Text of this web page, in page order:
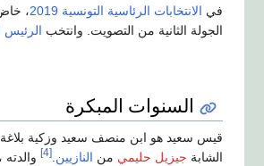
في الانتخابات الرئاسية التونسية 2019 ،
الجولة الثانية من التصويت. وانتخب الرئيس
السنوات المبكرة
قيس سعيد هو ابن منصف سعيد وزكية
الشابة جيزيل حليمي من النازيين.
[4]